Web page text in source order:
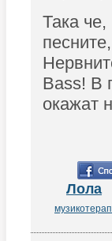
Така
Bass! В
окажат
Лола